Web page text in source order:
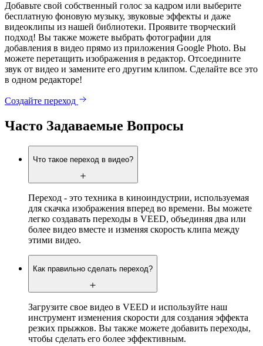
Добавьте свой собственный голос за кадром или выберите
бесплатную фоновую музыку, звуковые эффекты и даже
видеоклипы из нашей библиотеки. Проявите творческий
подход! Вы также можете выбрать фотографии для
добавления в видео прямо из приложения Google Photo. Вы
можете перетащить изображения в редактор. Отсоедините
звук от видео и замените его другим клипом. Сделайте все это
в одном редакторе!
Создайте переход
Часто Задаваемые Вопросы
Что такое переход в видео?
Переход - это техника в киноиндустрии, используемая
для скачка изображения вперед во времени. Вы можете
легко создавать переходы в VEED, объединяя два или
более видео вместе и изменяя скорость клипа между
этими видео.
Как правильно сделать переход?
Загрузите свое видео в VEED и используйте наш
инструмент изменения скорости для создания эффекта
резких прыжков. Вы также можете добавить переходы,
чтобы сделать его более эффективным.